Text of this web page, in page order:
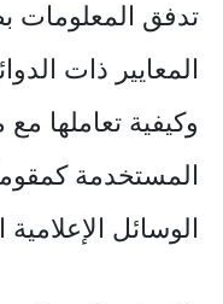
تدفق المعلومات
المعايير ذات
وكيفية تعاملها
المستخدمة
الوسائل